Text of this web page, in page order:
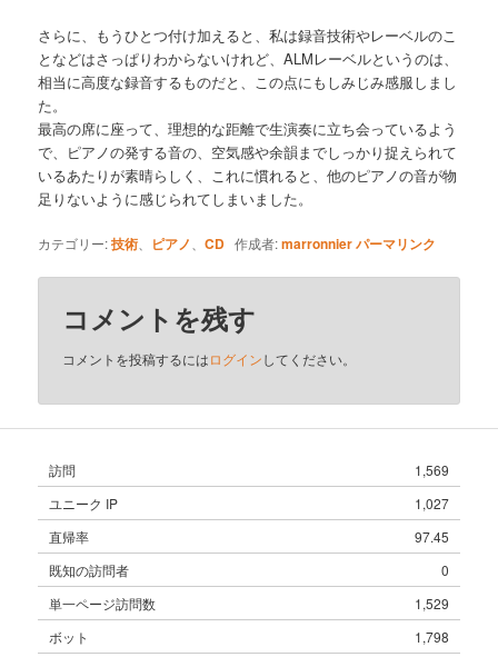
さらに、もうひとつ付け加えると、私は録音技術やレーベルのこ
となどはさっぱりわからないけれど、ALMレーベルというのは、
相当に高度な録音するものだと、この点にもしみじみ感服しまし
た。
最高の席に座って、理想的な距離で生演奏に立ち会っているよう
で、ピアノの発する音の、空気感や余韻までしっかり捉えられて
いるあたりが素晴らしく、これに慣れると、他のピアノの音が物
足りないように感じられてしまいました。
カテゴリー:技術 ピアノ 、CD 作成者:marronnierパーマリンク
コメントを残す
コメントを投稿するにはログインしてください。
訪問
1,569
ユニーク IP
1,027
直帰率
97.45
既知の訪問者
0
単一ページ訪問数
1,529
ボット
1,798